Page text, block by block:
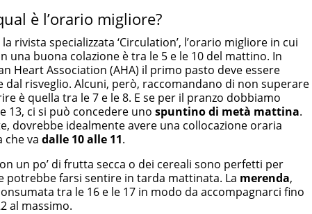
è l’orario migliore?
rivista specializzata ‘Circulation’, l’orario migliore in cui
una buona colazione è tra le 5 e le 10 del mattino. In
Heart Association (AHA) il primo pasto deve essere
risveglio. Alcuni, però, raccomandano di non superare
è quella tra le 7 e le 8. E se per il pranzo dobbiamo
13, ci si può concedere uno spuntino di metà mattina.
dovrebbe idealmente avere una collocazione oraria
che va dalle 10 alle 11.
un po’ di frutta secca o dei cereali sono perfetti per
potrebbe farsi sentire in tarda mattinata. La merenda,
tra le 16 e le 17 in modo da accompagnarci fino
al massimo.